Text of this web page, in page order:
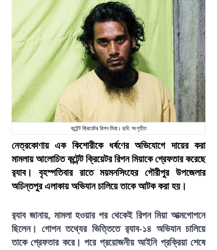
কন্টেন্ট ক্রিয়েটর রিপন মিয়া। ছবি: সংগৃহীত
নেত্রকোণায় এক কিশোরীকে ধর্ষণের অভিযোগে দায়ের করা
মামলায় আলোচিত কন্টেন্ট ক্রিয়েটর রিপন মিয়াকে গ্রেফতার করেছে
র‍্যাব। বৃহস্পতিবার রাতে ময়মনসিংহের গৌরীপুর উপজেলার
অচিন্তপুর এলাকায় অভিযান চালিয়ে তাকে আটক করা হয়।
র‍্যাব জানায়, মামলা হওয়ার পর থেকেই রিপন মিয়া আত্মগোপনে
ছিলেন। গোপন তথ্যের ভিত্তিতে র‍্যাব-১৪ অভিযান চালিয়ে
তাকে গ্রেফতার করে। পরে প্রয়োজনীয় আইনি প্রক্রিয়া শেষে